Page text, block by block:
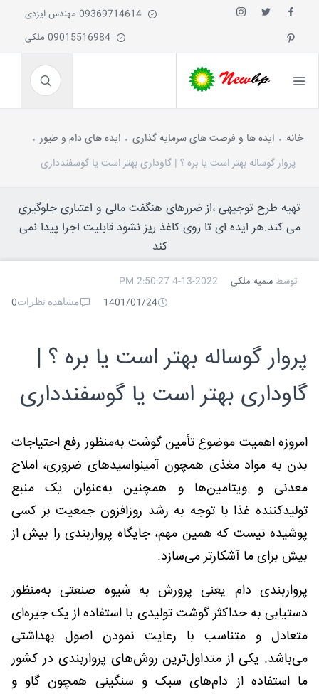
خانه ایده ها و فرصت های سرمایه گذاری
ایده های دام و طیور
پروار گوساله بهتر است یا بره ؟ | گاوداری بهتر است یا گوسفندداری
تهیه طرح توجیهی ،از ضررهای هنگفت مالی و اعتباری جلوگیری
می کند.هر ایده ای تا روی کاغذ ریز نشود قابلیت اجرا پیدا نمی
کند
توسط سمیه ملکی
4-13-2022 2:50:27 PM
1401/01/24
مشاهده نظرات0
پروار گوساله بهتر است یا بره ؟ |
گاوداری بهتر است یا گوسفندداری
امروزه اهمیت موضوع تأمین گوشت به‌منظور رفع احتیاجات
بدن به مواد مغذی همچون آمینواسیدهای ضروری، املاح
معدنی و ویتامین‌ها و همچنین به‌عنوان یک منبع
تولیدکننده غذا با توجه به رشد روزافزون جمعیت بر کسی
پوشیده نیست که همین مهم، جایگاه پرواربندی را بیش از
بیش برای ما آشکارتر می‌سازد.
پرواربندی دام یعنی پرورش به شیوه صنعتی به‌منظور
دستیابی به حداکثر گوشت تولیدی با استفاده از یک جیره‌ای
متعادل و متناسب با رعایت نمودن اصول بهداشتی
می‌باشد. یکی از متداول‌ترین روش‌های پرواربندی در کشور
ما استفاده از دام‌های سبک و سنگینی همچون گاو و